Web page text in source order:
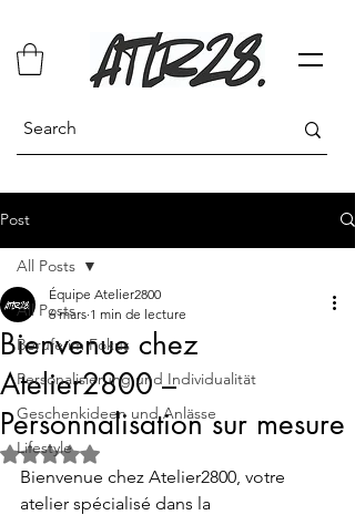
Post
All Posts
Berufe im Fokus
Personalisierung und Individualität
Geschenkideen und Anlässe
Lifestyle
All Posts
Bienvenue chez
Atelier2800 –
Personnalisation sur mesure
Équipe Atelier2800
6 mars 1 min de lecture
Noté NaN étoiles sur 5.
Bienvenue chez Atelier2800, votre
atelier spécialisé dans la